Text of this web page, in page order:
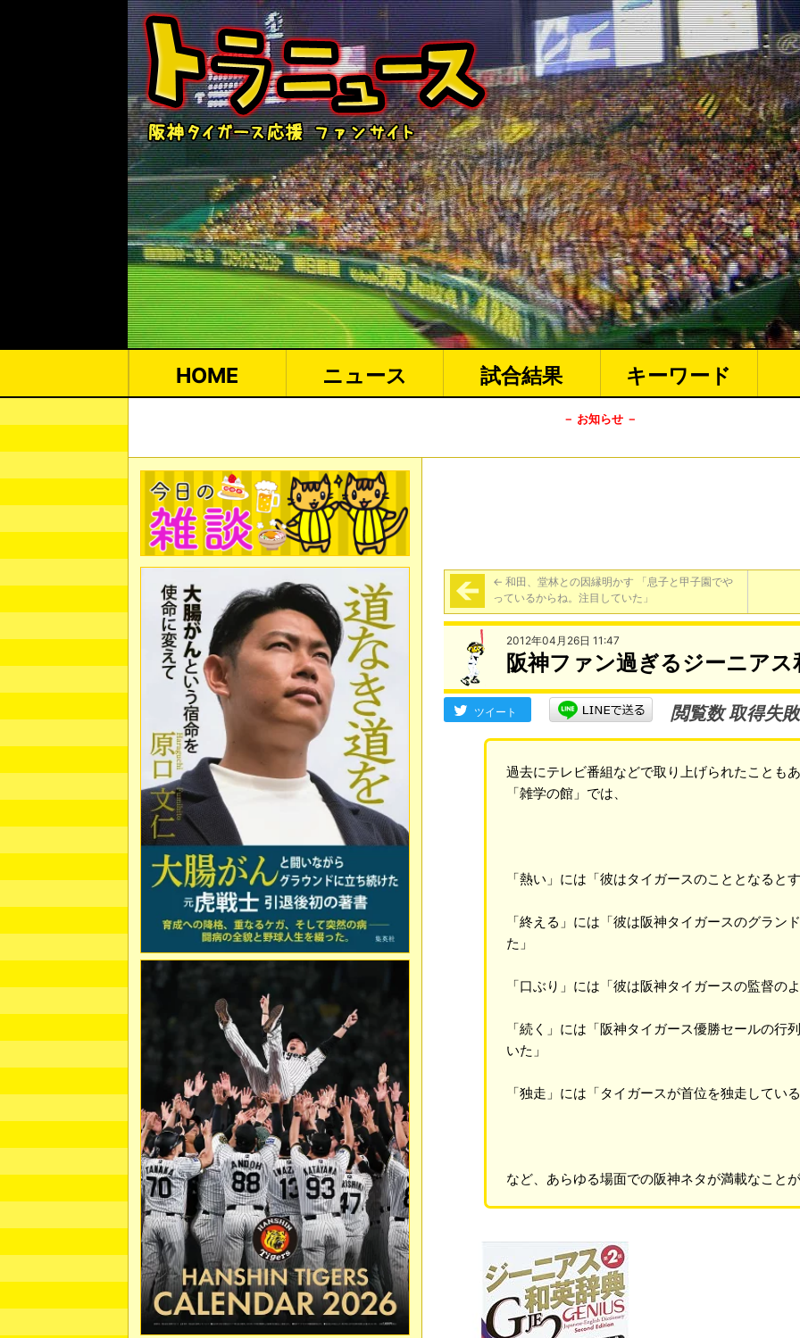
HOME ニュース 試合結果 キーワード
－ お知らせ －
← 和田、堂林との因縁明かす 「息子と甲子園でや
っているからね。注目していた」
2012年04月26日 11:47
阪神ファン過ぎるジーニア
ツイート 閲覧数 取得失敗
過去にテレビ番組などで取り上げられたことも
「雑学の館」では、
「熱い」には「彼はタイガースのこととなると
「終える」には「彼は阪神タイガースのグラン
た」
「口ぶり」には「彼は阪神タイガースの監督の
「続く」には「阪神タイガース優勝セールの行
いた」
「独走」には「タイガースが首位を独走している
など、あらゆる場面での阪神ネタが満載なこと